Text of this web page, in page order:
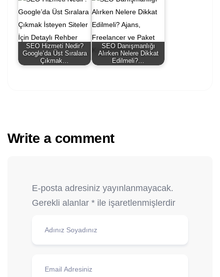
SEO Hizmeti Nedir?
Google’da Üst Sıralara
Çıkmak…
SEO Danışmanlığı
Alırken Nelere Dikkat
Edilmeli?…
Write a comment
E-posta adresiniz yayınlanmayacak.
Gerekli alanlar * ile işaretlenmişlerdir